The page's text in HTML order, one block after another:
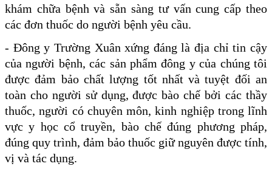
khám chữa bệnh và sẵn sàng tư vấn cung cấp theo
các đơn thuốc do người bệnh yêu cầu.
- Đông y Trường Xuân xứng đáng là địa chỉ tin cậy
của người bệnh, các sản phẩm đông y của chúng tôi
được đảm bảo chất lượng tốt nhất và tuyệt đối an
toàn cho người sử dụng, được bào chế bởi các thầy
thuốc, người có chuyên môn, kinh nghiệp trong lĩnh
vực y học cổ truyền, bào chế đúng phương pháp,
đúng quy trình, đảm bảo thuốc giữ nguyên được tính,
vị và tác dụng.